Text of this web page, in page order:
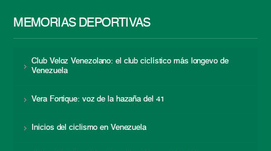
MEMORIAS DEPORTIVAS
Club Veloz Venezolano: el club ciclístico más longevo de
Venezuela
Vera Fortique: voz de la hazaña del 41
Inicios del ciclismo en Venezuela